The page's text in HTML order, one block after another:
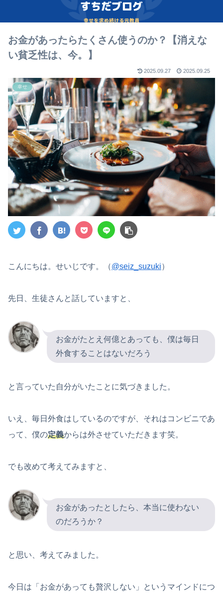
お金があったらたくさん使うのか？【消えな
い貧乏性は、今。】
2025.09.27 2025.09.25
幸せ
こんにちは。せいじです。（@seiz_suzuki）
先日、生徒さんと話していますと、
お金がたとえ何億とあっても、僕は毎日
外食することはないだろう
と言っていた自分がいたことに気づきました。
いえ、毎日外食はしているのですが、それはコンビニであ
って、僕の定義からは外させていただきます笑。
でも改めて考えてみますと、
お金があったとしたら、本当に使わない
のだろうか？
と思い、考えてみました。
今日は「お金があっても贅沢しない」というマインドにつ